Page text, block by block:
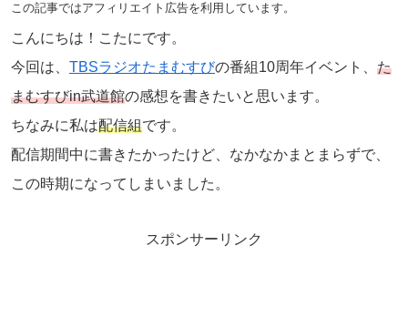
この記事ではアフィリエイト広告を利用しています。
こんにちは！こたにです。
今回は、 TBSラジオたまむすびの番組10周年イベント、 た
まむすびin武道館の感想を書きたいと思います。
ちなみに私は配信組です。
配信期間中に書きたかったけど、なかなかまとまらずで、
この時期になってしまいました。
スポンサーリンク